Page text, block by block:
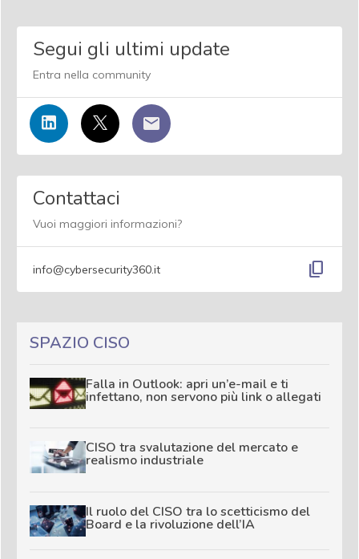
Segui gli ultimi update
Entra nella community
Contattaci
Vuoi maggiori informazioni?
info@cybersecurity360.it content_copy
SPAZIO CISO
Falla in Outlook: apri un’e-mail e ti
infettano, non servono più link o allegati
CISO tra svalutazione del mercato e
realismo industriale
Il ruolo del CISO tra lo scetticismo del
Board e la rivoluzione dell’IA